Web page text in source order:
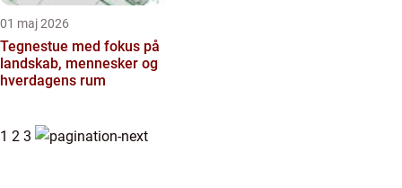
01 maj 2026
Tegnestue med fokus på
landskab, mennesker og
hverdagens rum
1 2 3